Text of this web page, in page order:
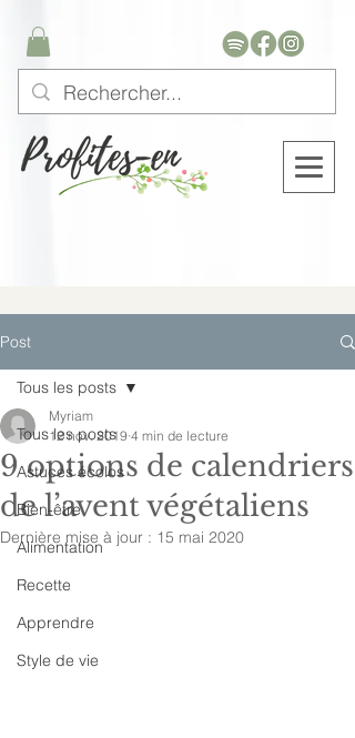
Post
Tous les posts
Astuces écolos
Bien-être
Alimentation
Recette
Apprendre
Style de vie
Tous les posts
9 options de calendriers
de l’avent végétaliens
Myriam
12 nov. 2019 4 min de lecture
Dernière mise à jour : 15 mai 2020